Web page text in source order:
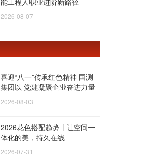
2026-08-07
喜迎“八一”传承红色精神 国测
集团以 党建凝聚企业奋进力量
2026-08-03
2026花色搭配趋势丨让空间一
体化的美，持久在线
2026-07-31